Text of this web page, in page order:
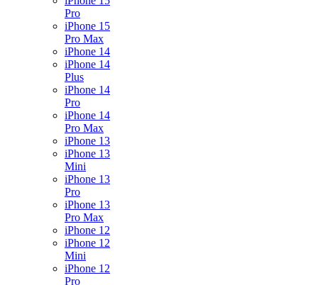
Pro
iPhone 15
Pro Max
iPhone 14
iPhone 14
Plus
iPhone 14
Pro
iPhone 14
Pro Max
iPhone 13
iPhone 13
Mini
iPhone 13
Pro
iPhone 13
Pro Max
iPhone 12
iPhone 12
Mini
iPhone 12
Pro